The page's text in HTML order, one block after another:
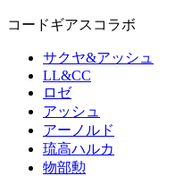
コードギアスコラボ
サクヤ&アッシュ
LL&CC
ロゼ
アッシュ
アーノルド
琉高ハルカ
物部勲